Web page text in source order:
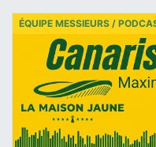
ÉQUIPE MESSIEURS /